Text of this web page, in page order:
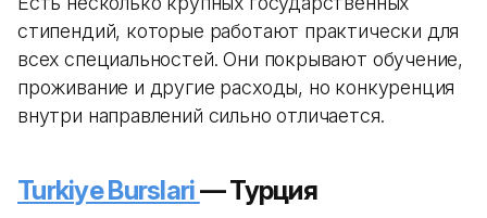
стипендий, которые работают практически для
всех специальностей. Они покрывают обучение,
проживание и другие расходы, но конкуренция
внутри направлений сильно отличается.
Turkiye Burslari— Турция